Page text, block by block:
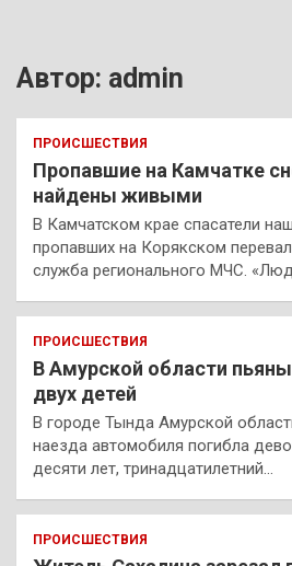
Автор: admin
ПРОИСШЕСТВИЯ
Пропавшие на Камчатке
найдены живыми
В Камчатском крае спасатели
пропавших на Корякском
служба регионального МЧС.
ПРОИСШЕСТВИЯ
В Амурской области
двух детей
В городе Тында Амурской
наезда автомобиля погибла
десяти лет, тринадцатилетний…
ПРОИСШЕСТВИЯ